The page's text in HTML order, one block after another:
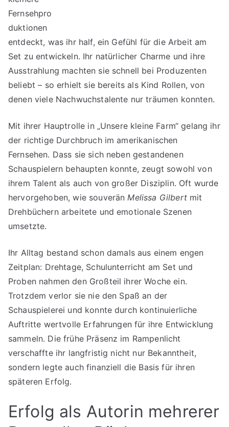
Fernsehpro
duktionen
entdeckt, was ihr half, ein Gefühl für die Arbeit am
Set zu entwickeln. Ihr natürlicher Charme und ihre
Ausstrahlung machten sie schnell bei Produzenten
beliebt – so erhielt sie bereits als Kind Rollen, von
denen viele Nachwuchstalente nur träumen konnten.
Mit ihrer Hauptrolle in „Unsere kleine Farm“ gelang ihr
der richtige Durchbruch im amerikanischen
Fernsehen. Dass sie sich neben gestandenen
Schauspielern behaupten konnte, zeugt sowohl von
ihrem Talent als auch von großer Disziplin. Oft wurde
hervorgehoben, wie souveränMelissa Gilbertmit
Drehbüchern arbeitete und emotionale Szenen
umsetzte.
Ihr Alltag bestand schon damals aus einem engen
Zeitplan: Drehtage, Schulunterricht am Set und
Proben nahmen den Großteil ihrer Woche ein.
Trotzdem verlor sie nie den Spaß an der
Schauspielerei und konnte durch kontinuierliche
Auftritte wertvolle Erfahrungen für ihre Entwicklung
sammeln. Die frühe Präsenz im Rampenlicht
verschaffte ihr langfristig nicht nur Bekanntheit,
sondern legte auch finanziell die Basis für ihren
späteren Erfolg.
Erfolg als Autorin mehrerer